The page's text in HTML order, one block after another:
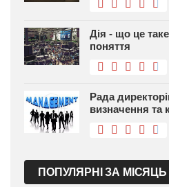
Дія - що це
поняття
Рада
визначення та
ПОПУЛЯРНІ ЗА МІСЯЦЬ